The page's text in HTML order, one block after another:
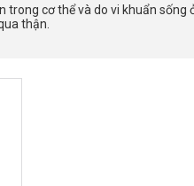
cơ thể và do vi khuẩn sống
thận.